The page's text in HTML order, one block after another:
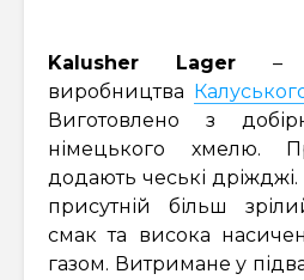
Kalusher Lager–
виробництва
Виготовлено з
німецького хмелю.
додають чеські
присутній більш
смак та висока
газом. Витримане у